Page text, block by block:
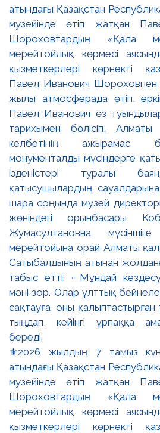
⚜️2026 жылдың 7 тамыз
атындағы Қазақстан
музейінде өтіп жатқан
Шороховтардың «Қала
мерейтойлық көрмесі
қызметкерлері көрнекті